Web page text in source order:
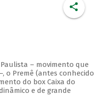
– movimento que
o Premê (antes conhecido
do box Caixa do
e de grande